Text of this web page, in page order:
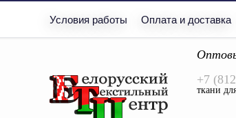
Условия работы Оплата и доставка
+7
ткани